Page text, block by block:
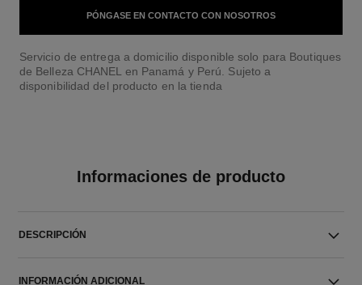
PÓNGASE EN CONTACTO CON NOSOTROS
Servicio de entrega a domicilio disponible solo para Boutiques
de Belleza CHANEL en Panamá y Perú. Sujeto a
disponibilidad del producto en la tienda
Informaciones de producto
DESCRIPCIÓN
INFORMACIÓN ADICIONAL